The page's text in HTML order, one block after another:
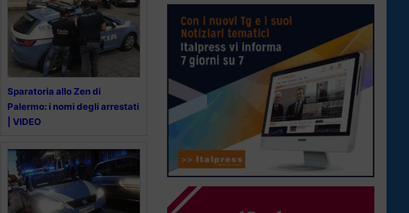
Sparatoria allo Zen di
Palermo: i nomi degli arrestati
| VIDEO